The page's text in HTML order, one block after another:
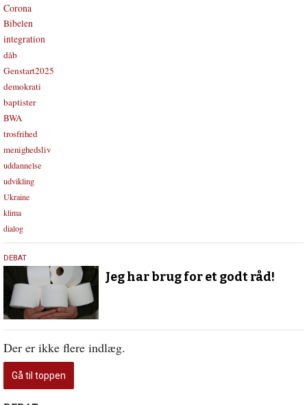
Corona
Bibelen
integration
dåb
Genstart2025
demokrati
baptister
BWA
trosfrihed
menighedsliv
uddannelse
udvikling
Ukraine
klima
dialog
13.
marts
2025
DEBAT
Jeg har brug for et godt råd!
Der er ikke flere indlæg.
Gå til toppen